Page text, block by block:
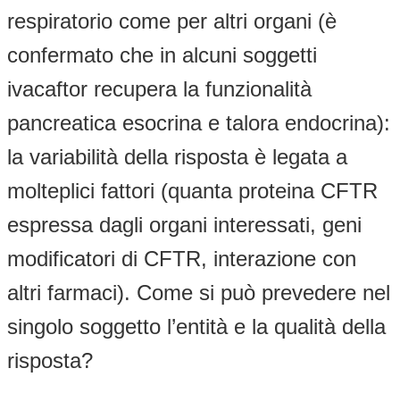
respiratorio come per altri organi (è
confermato che in alcuni soggetti
ivacaftor recupera la funzionalità
pancreatica esocrina e talora endocrina):
la variabilità della risposta è legata a
molteplici fattori (quanta proteina CFTR
espressa dagli organi interessati, geni
modificatori di CFTR, interazione con
altri farmaci). Come si può prevedere nel
singolo soggetto l’entità e la qualità della
risposta?